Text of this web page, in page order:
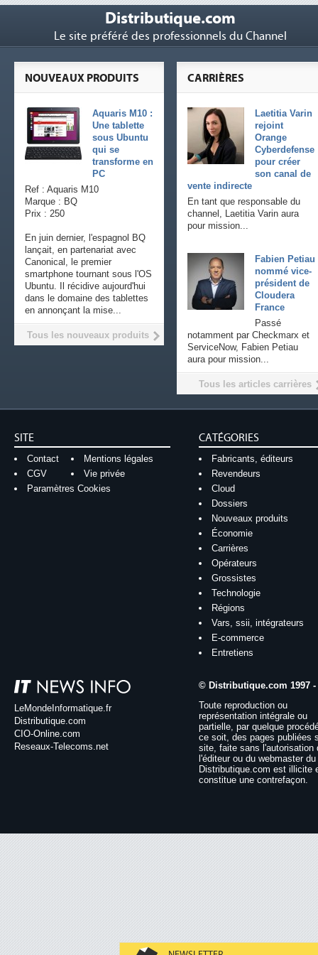
Distributique.com
Le site préféré des professionnels du Channel
CARRIÈRES
Laetitia Varin
rejoint
Orange
Cyberdefense
pour créer
son canal de
vente indirecte
En tant que responsable du
channel, Laetitia Varin aura
pour mission...
Fabien Petiau
nommé vice-
président de
Cloudera
France
Passé
notamment par Checkmarx et
ServiceNow, Fabien Petiau
aura pour mission...
Tous les articles carrières
NOUVEAUX PRODUITS
Aquaris M10 :
Une tablette
sous Ubuntu
qui se
transforme en
PC
Ref : Aquaris M10
Marque : BQ
Prix : 250
En juin dernier, l'espagnol BQ
lançait, en partenariat avec
Canonical, le premier
smartphone tournant sous l'OS
Ubuntu. Il récidive aujourd'hui
dans le domaine des tablettes
en annonçant la mise...
Tous les nouveaux produits
SITE
Contact
Mentions légales
CGV
Vie privée
Paramètres Cookies
CATÉGORIES
Fabricants, éditeurs
Revendeurs
Cloud
Dossiers
Nouveaux produits
Économie
Carrières
Opérateurs
Grossistes
Technologie
Régions
Vars, ssii, intégrateurs
E-commerce
Entretiens
LeMondeInformatique.fr
Distributique.com
CIO-Online.com
Reseaux-Telecoms.net
© Distributique.com 1997 -
Toute reproduction ou
représentation intégrale ou
partielle, par quelque
ce soit, des pages publiées
site, faite sans l'autorisation
l'éditeur ou du webmaster
Distributique.com est illicite
constitue une contrefaçon.